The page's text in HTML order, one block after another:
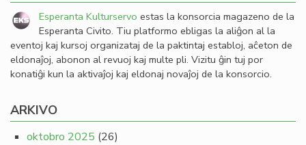
Esperanta Kulturservo estas la konsorcia magazeno de la
Esperanta Civito. Tiu platformo ebligas la aliĝon al la
eventoj kaj kursoj organizataj de la paktintaj establoj, aĉeton de
eldonaĵoj, abonon al revuoj kaj multe pli. Vizitu ĝin tuj por
konatiĝi kun la aktivaĵoj kaj eldonaj novaĵoj de la konsorcio.
ARKIVO
oktobro 2025 (26)